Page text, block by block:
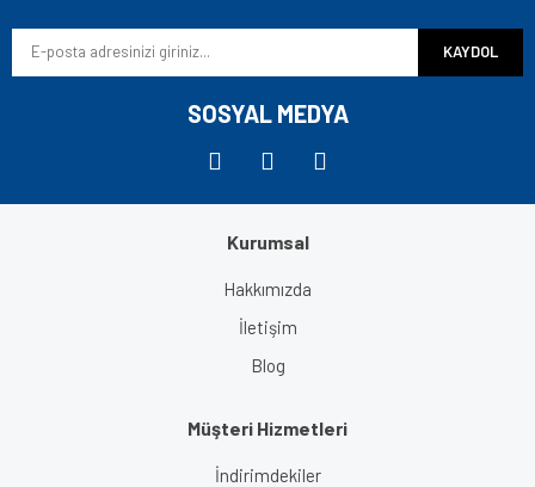
Ürün fiyatı diğer sitelerden daha pahalı.
Gönder
KAYDOL
SOSYAL MEDYA
Kurumsal
Hakkımızda
İletişim
Blog
Müşteri Hizmetleri
İndirimdekiler